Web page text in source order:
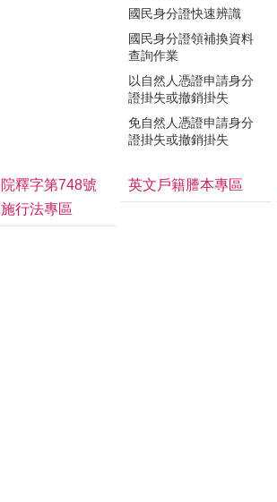
國民身分證快速辨識
國民身分證領補換資料
查詢作業
以自然人憑證申請身分
證掛失或撤銷掛失
免自然人憑證申請身分
證掛失或撤銷掛失
釋字第748號
行法專區
英文戶籍謄本專區